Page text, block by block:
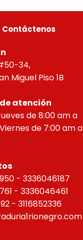
correspondien
Contáctenos
34,
Miguel Piso 1B
atención
de 8:00 am a
de 7:00 am a
- 3336046187
- 3336046461
- 3116852336